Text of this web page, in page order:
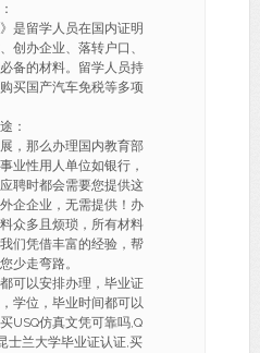
是留学人员在国内证明
创办企业、落转户口、
备的材料。留学人员持
买国产汽车免税等多项
：
，那么办理国内教育部
业性用人单位如银行，
聘时都会需要您提供这
企企业，无需提供！办
众多且烦琐，所有材料
们凭借丰富的经验，帮
少走弯路。
可以安排办理，毕业证
学位，毕业时间都可以
USQ仿真文凭可靠吗,Q
士兰大学毕业证认证,买